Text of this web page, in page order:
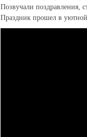
Позвучали поздравления,
Праздник прошел в